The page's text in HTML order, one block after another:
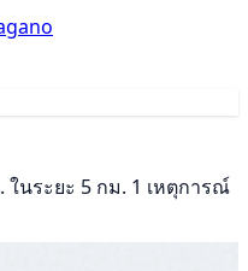
ในระยะ 5 กม. 1 เหตุการณ์